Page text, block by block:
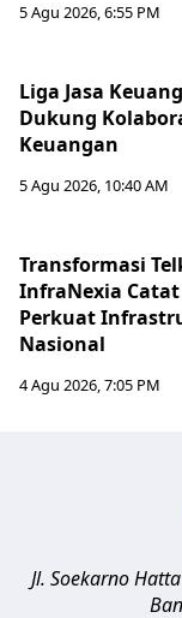
5 Agu 2026, 6:55 PM
Liga Jasa
Dukung
Keuangan
5 Agu 2026, 10:40 AM
Transformasi
InfraNexia
Perkuat
Nasional
4 Agu 2026, 7:05 PM
Jl. Soekarno